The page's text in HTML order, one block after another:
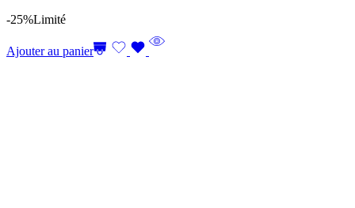
-25%Limité
Ajouter au panier